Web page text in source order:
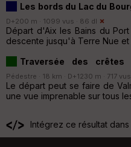
Les bords du Lac du
D+200 m · 1099 vus · 86 dl
Départ d'Aix les Bains du
descente jusqu'à Terre Nue
Traversée des crêtes
Pédestre · 18 km · D+1230 m · 717
Le départ peut se faire de
une vue imprenable sur tous
Intégrez ce résultat